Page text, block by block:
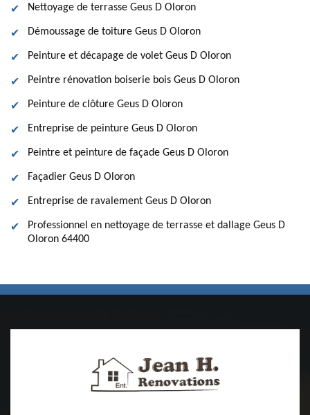
Nettoyage de terrasse Geus D Oloron
Démoussage de toiture Geus D Oloron
Peinture et décapage de volet Geus D Oloron
Peintre rénovation boiserie bois Geus D Oloron
Peinture de clôture Geus D Oloron
Entreprise de peinture Geus D Oloron
Peintre et peinture de façade Geus D Oloron
Façadier Geus D Oloron
Entreprise de ravalement Geus D Oloron
Professionnel en nettoyage de terrasse et dallage Geus D
Oloron 64400